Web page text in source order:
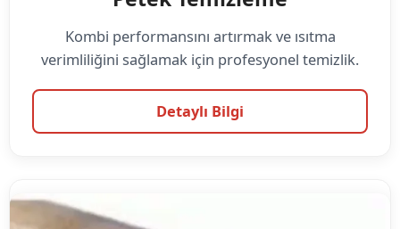
Kombi performansını artırmak ve ısıtma
verimliliğini sağlamak için profesyonel temizlik.
Detaylı Bilgi